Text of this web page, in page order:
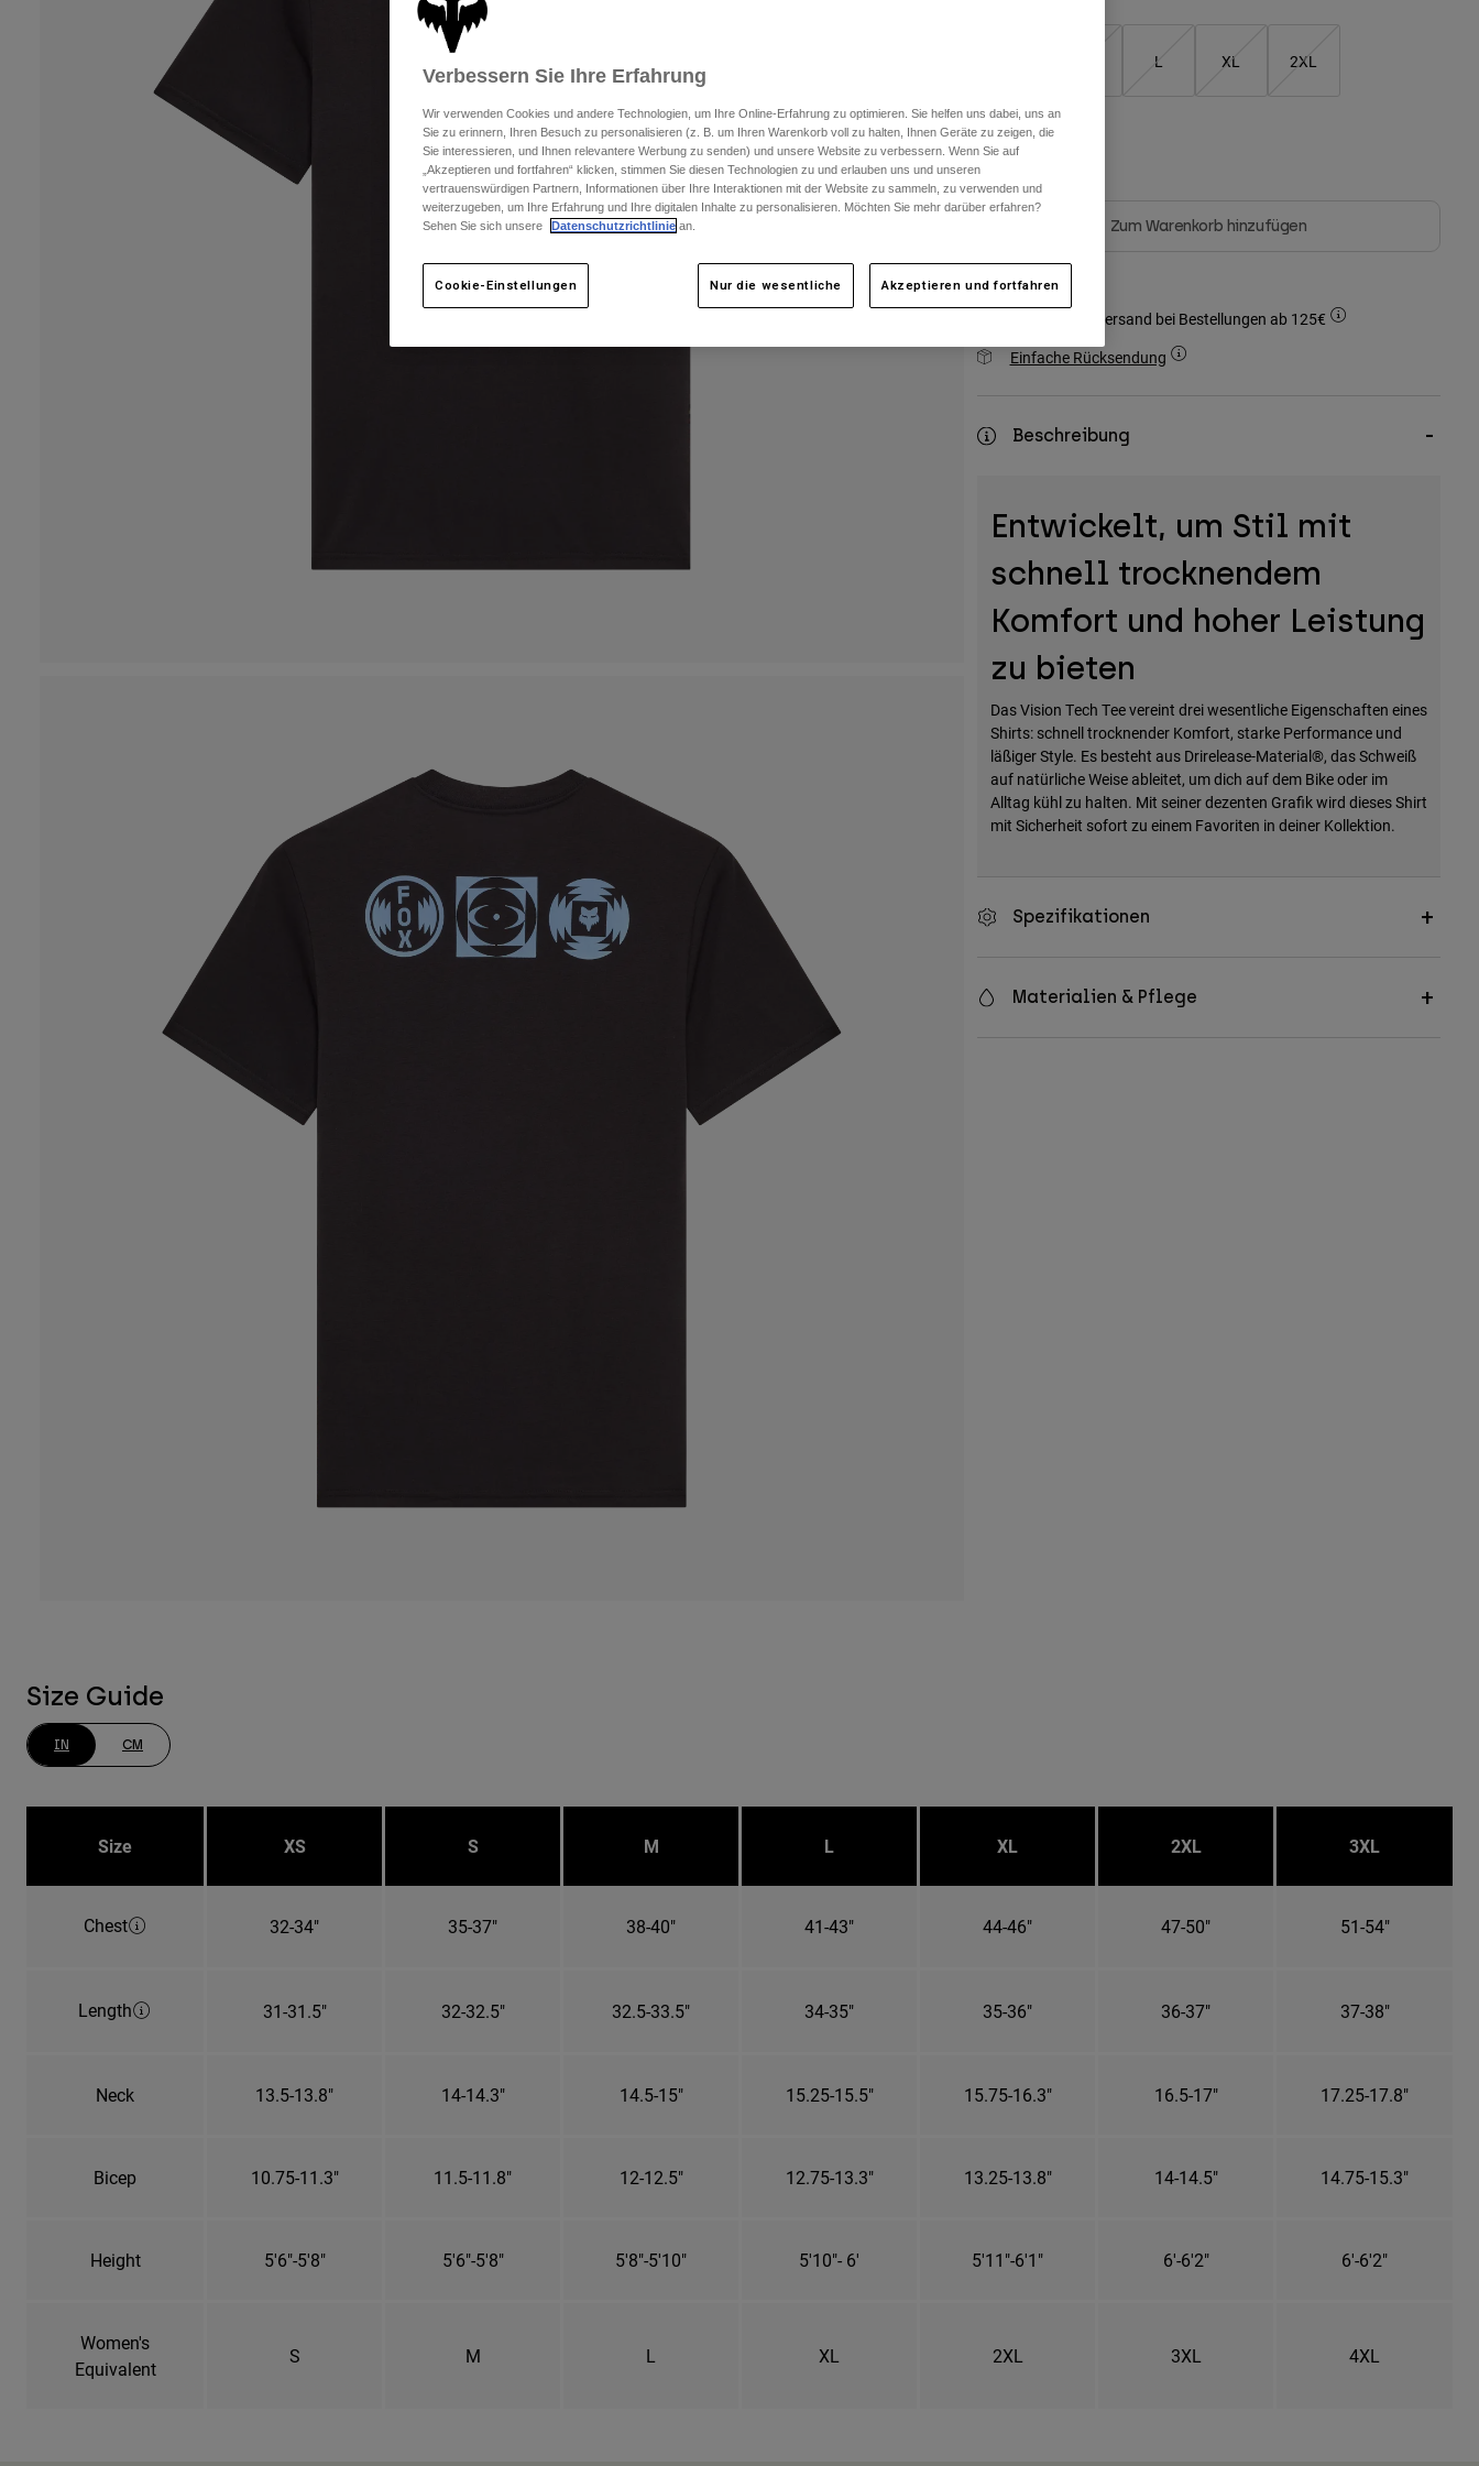
L XL 2XL
Farben -
Zum Warenkorb hinzufügen
Kostenloser Versand bei Bestellungen ab 125€
Einfache Rücksendung
Beschreibung
Entwickelt, um Stil mit
schnell trocknendem
Komfort und hoher Leistung
zu bieten
Das Vision Tech Tee vereint drei wesentliche Eigenschaften eines
Shirts: schnell trocknender Komfort, starke Performance und
läßiger Style. Es besteht aus Drirelease-Material®, das Schweiß
auf natürliche Weise ableitet, um dich auf dem Bike oder im
Alltag kühl zu halten. Mit seiner dezenten Grafik wird dieses Shirt
mit Sicherheit sofort zu einem Favoriten in deiner Kollektion.
Spezifikationen
Materialien & Pflege
Size Guide
IN CM
Size XS S M L XL 2XL 3XL
Chest 32-34" 35-37" 38-40" 41-43" 44-46" 47-50" 51-54"
Length 31-31.5" 32-32.5" 32.5-33.5" 34-35" 35-36" 36-37" 37-38"
Neck 13.5-13.8" 14-14.3" 14.5-15" 15.25-15.5" 15.75-16.3" 16.5-17" 17.25-17.8"
Bicep 10.75-11.3" 11.5-11.8" 12-12.5" 12.75-13.3" 13.25-13.8" 14-14.5" 14.75-15.3"
Height 5'6"-5'8" 5'6"-5'8" 5'8"-5'10" 5'10"- 6' 5'11"-6'1" 6'-6'2" 6'-6'2"
Women's
Equivalent
S M L XL 2XL 3XL 4XL
Verbessern Sie Ihre Erfahrung
Wir verwenden Cookies und andere Technologien, um Ihre Online-Erfahrung zu optimieren. Sie helfen uns dabei, uns an
Sie zu erinnern, Ihren Besuch zu personalisieren (z. B. um Ihren Warenkorb voll zu halten, Ihnen Geräte zu zeigen, die
Sie interessieren, und Ihnen relevantere Werbung zu senden) und unsere Website zu verbessern. Wenn Sie auf
„Akzeptieren und fortfahren“ klicken, stimmen Sie diesen Technologien zu und erlauben uns und unseren
vertrauenswürdigen Partnern, Informationen über Ihre Interaktionen mit der Website zu sammeln, zu verwenden und
weiterzugeben, um Ihre Erfahrung und Ihre digitalen Inhalte zu personalisieren. Möchten Sie mehr darüber erfahren?
Sehen Sie sich unsere
Datenschutzrichtlinie an.
Cookie-Einstellungen Nur die wesentliche Akzeptieren und fortfahren